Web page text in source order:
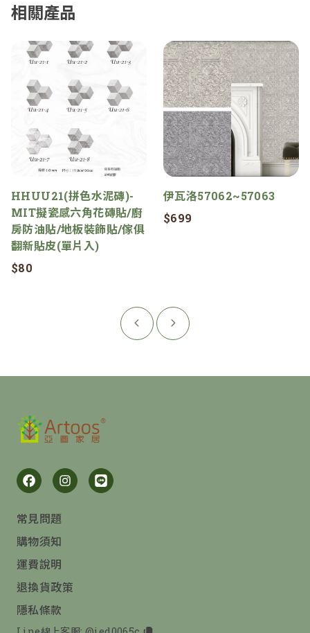
相關產品
HHUU21(拼色水泥磚)-
MIT擬瓷感六角花磚貼/廚
房防油貼/地板裝飾貼/傢俱
翻新貼皮(單片入)
$80
伊瓦洛57062~57063
$699
常見問題
購物須知
運費說明
退換貨政策
隱私條款